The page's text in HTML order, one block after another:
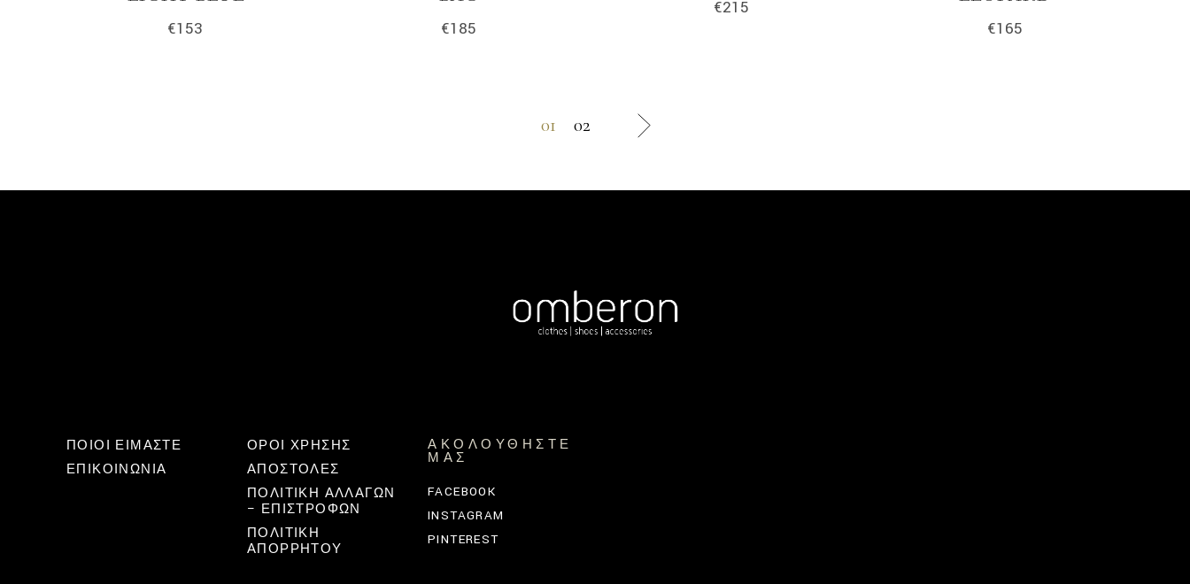
€153 €185
€215
€165
01 02
ΠΟΙΟΙ ΕΙΜΑΣΤΕ
ΕΠΙΚΟΙΝΩΝΊΑ
ΟΡΟΙ ΧΡΗΣΗΣ
ΑΠΟΣΤΟΛΕΣ
ΠΟΛΙΤΙΚΉ ΑΛΛΑΓΏΝ
– ΕΠΙΣΤΡΟΦΏΝ
ΠΟΛΙΤΙΚΗ
ΑΠΟΡΡΗΤΟΥ
ΑΚΟΛΟΥΘΉΣΤΕ
ΜΑΣ
FACEBOOK
INSTAGRAM
PINTEREST